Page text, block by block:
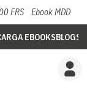
FRS Ebook MDD
EBOOKSBLOGS